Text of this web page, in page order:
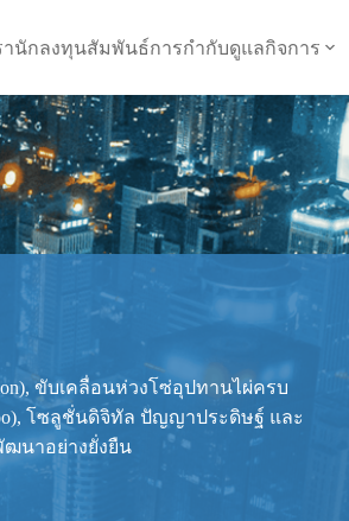
นักลงทุนสัมพันธ์การกำกับดูแลกิจการ
ขับเคลื่อนห่วงโซ่อุปทานไผ่ครบ
โซลูชั่นดิจิทัล ปัญญาประดิษฐ์ และ
ฒนาอย่างยั่งยืน